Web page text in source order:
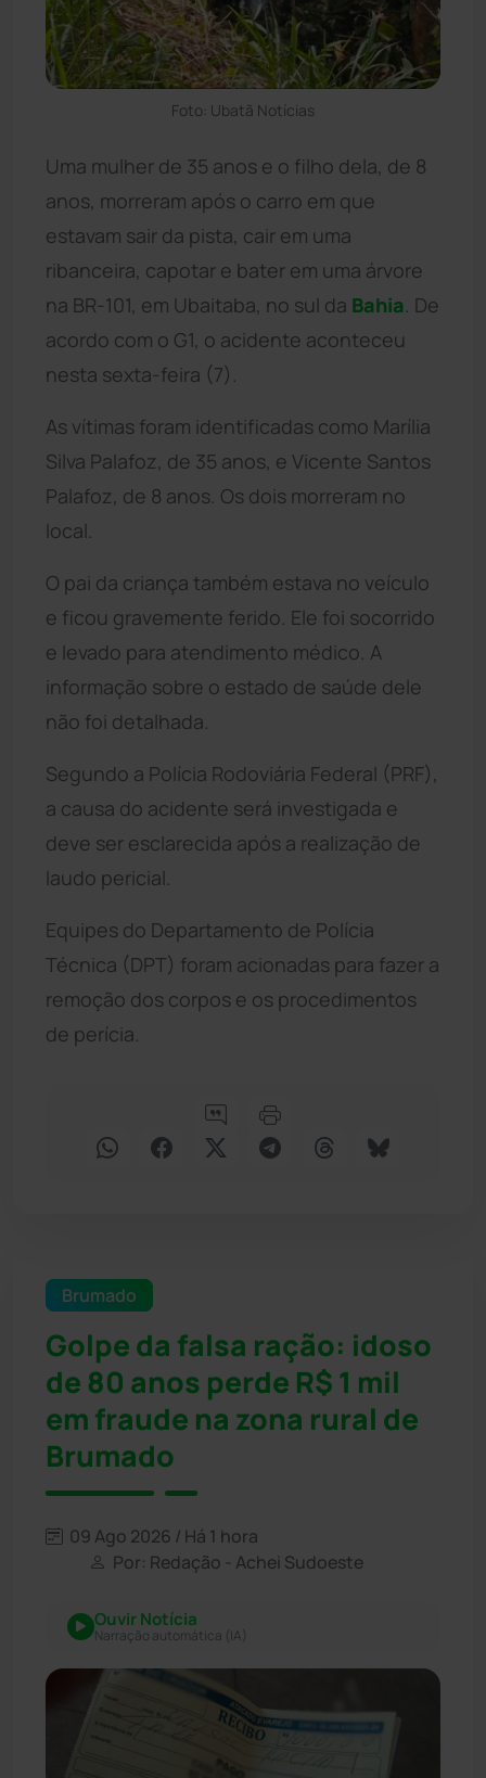
Foto: Ubatã Notícias
Uma mulher de 35 anos e o filho dela, de 8
anos, morreram após o carro em que
estavam sair da pista, cair em uma
ribanceira, capotar e bater em uma árvore
na BR-101, em Ubaitaba, no sul da Bahia. De
acordo com o G1, o acidente aconteceu
nesta sexta-feira (7).
As vítimas foram identificadas como Marília
Silva Palafoz, de 35 anos, e Vicente Santos
Palafoz, de 8 anos. Os dois morreram no
local.
O pai da criança também estava no veículo
e ficou gravemente ferido. Ele foi socorrido
e levado para atendimento médico. A
informação sobre o estado de saúde dele
não foi detalhada.
Segundo a Polícia Rodoviária Federal (PRF),
a causa do acidente será investigada e
deve ser esclarecida após a realização de
laudo pericial.
Equipes do Departamento de Polícia
Técnica (DPT) foram acionadas para fazer a
remoção dos corpos e os procedimentos
de perícia.
Brumado
Golpe da falsa ração: idoso
de 80 anos perde R$ 1 mil
em fraude na zona rural de
Brumado
09 Ago 2026 / Há 1 hora
Por: Redação - Achei Sudoeste
Ouvir Notícia
Narração automática (IA)